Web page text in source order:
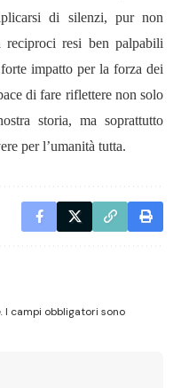
di silenzi, pur non
reciproci resi ben palpabili
impatto per la forza dei
di fare riflettere non solo
storia, ma soprattutto
per l’umanità tutta.
I campi obbligatori sono